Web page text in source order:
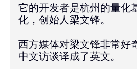
它的开发者是杭州的量化
化，创始人梁文锋。
西方媒体对梁文锋非常好
中文访谈译成了英文。